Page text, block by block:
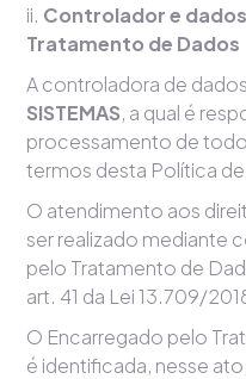
ii. Controlador e
Tratamento de Dados
A controladora de
SISTEMAS, a qual é
processamento de
termos desta Política
O atendimento aos
ser realizado mediante
pelo Tratamento de
art. 41 da Lei 13.709/
O Encarregado pelo
é identificada, nesse